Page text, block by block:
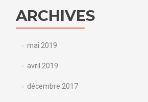
ARCHIVES
mai 2019
avril 2019
décembre 2017